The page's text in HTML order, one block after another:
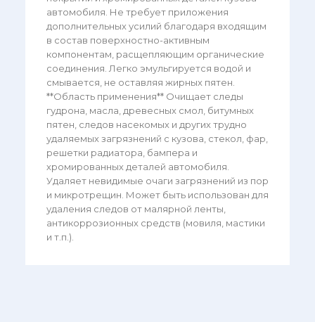
автомобиля. Не требует приложения
дополнительных усилий благодаря входящим
в состав поверхностно-активным
компонентам, расщепляющим органические
соединения. Легко эмульгируется водой и
смывается, не оставляя жирных пятен.
**Область применения** Очищает следы
гудрона, масла, древесных смол, битумных
пятен, следов насекомых и других трудно
удаляемых загрязнений с кузова, стекол, фар,
решетки радиатора, бампера и
хромированных деталей автомобиля.
Удаляет невидимые очаги загрязнений из пор
и микротрещин. Может быть использован для
удаления следов от малярной ленты,
антикоррозионных средств (мовиля, мастики
и т.п.).